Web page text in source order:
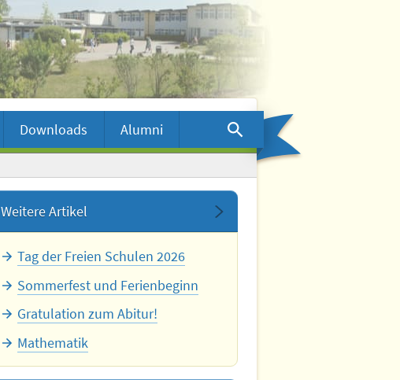
Downloads
Alumni
Weitere Artikel
Tag der Freien Schulen 2026
Sommerfest und Ferienbeginn
Gratulation zum Abitur!
Mathematik